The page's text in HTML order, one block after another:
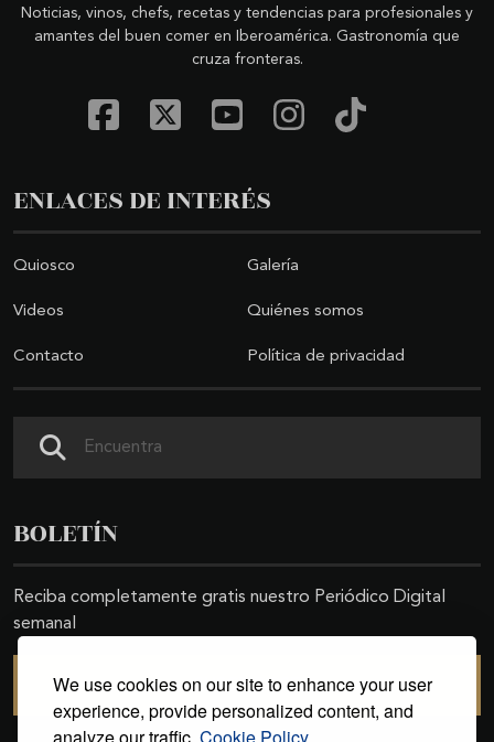
We use cookies on our site to enhance your user
experience, provide personalized content, and
Noticias, vinos, chefs, recetas y tendencias para profesionales y
amantes del buen comer en Iberoamérica. Gastronomía que
cruza fronteras.
ENLACES DE INTERÉS
Quiosco Galería
Videos Quiénes somos
Contacto Política de privacidad
BOLETÍN
Reciba completamente gratis nuestro Periódico Digital
semanal
SUSCRIBIRSE